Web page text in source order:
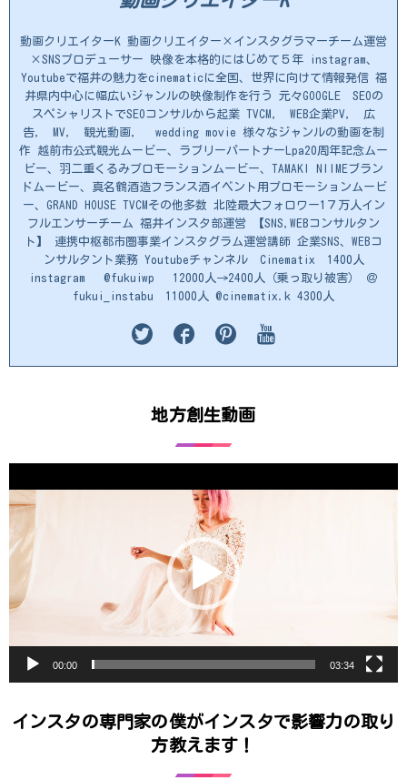
動画クリエイターK 動画クリエイター×インスタグラマーチーム運営
×SNSプロデューサー 映像を本格的にはじめて５年 instagram、
Youtubeで福井の魅力をcinematicに全国、世界に向けて情報発信 福
井県内中心に幅広いジャンルの映像制作を行う 元々GOOGLE SEOの
スペシャリストでSEOコンサルから起業 TVCM, WEB企業PV, 広
告, MV, 観光動画, wedding movie 様々なジャンルの動画を制
作 越前市公式観光ムービー、ラブリーパートナーLpa20周年記念ムー
ビー、羽二重くるみプロモーションムービー、TAMAKI NIIMEブラン
ドムービー、真名鶴酒造フランス酒イベント用プロモーションムービ
ー、GRAND HOUSE TVCMその他多数 北陸最大フォロワー1７万人イン
フルエンサーチーム 福井インスタ部運営 【SNS,WEBコンサルタン
ト】 連携中枢都市圏事業インスタグラム運営講師 企業SNS、WEBコ
ンサルタント業務 Youtubeチャンネル Cinematix 1400人
instagram @fukuiwp 12000人→2400人（乗っ取り被害） ＠
fukui_instabu 11000人 @cinematix.k 4300人
地方創生動画
プ
レ
ー
ー
00:00 03:34
インスタの専門家の僕がインスタで影響力の取り
方教えます！